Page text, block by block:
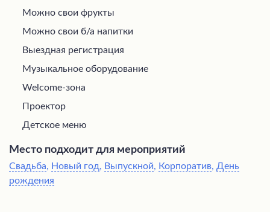
Можно свои фрукты
Можно свои б/а напитки
Выездная регистрация
Музыкальное оборудование
Welcome-зона
Проектор
Детское меню
Место подходит для мероприятий
Свадьба, Новый год, Выпускной, Корпоратив, День
рождения